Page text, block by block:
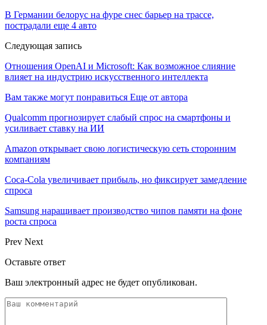
В Германии белорус на фуре снес барьер на трассе,
пострадали еще 4 авто
Следующая запись
Отношения OpenAI и Microsoft: Как возможное слияние
влияет на индустрию искусственного интеллекта
Вам также могут понравиться Еще от автора
Qualcomm прогнозирует слабый спрос на смартфоны и
усиливает ставку на ИИ
Amazon открывает свою логистическую сеть сторонним
компаниям
Coca-Cola увеличивает прибыль, но фиксирует замедление
спроса
Samsung наращивает производство чипов памяти на фоне
роста спроса
Prev Next
Оставьте ответ
Ваш электронный адрес не будет опубликован.